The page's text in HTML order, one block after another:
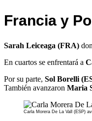
Francia y
Sarah Leiceaga (FRA)
En cuartos se enfrentará a
Por su parte, Sol Borelli
También avanzaron Maria
Carla Morera De La Vall (ESP)